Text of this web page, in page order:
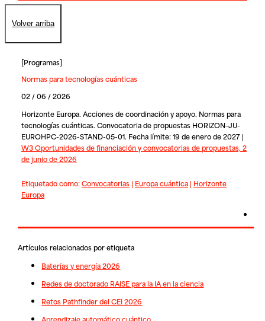
Volver arriba
[Programas]
Normas para tecnologías cuánticas
02 / 06 / 2026
Horizonte Europa. Acciones de coordinación y apoyo. Normas para
tecnologías cuánticas. Convocatoria de propuestas HORIZON-JU-
EUROHPC-2026-STAND-05-01. Fecha límite: 19 de enero de 2027 |
W3 Oportunidades de financiación y convocatorias de propuestas, 2
de junio de 2026
Etiquetado como:Convocatorias| Europa cuántica| Horizonte
Europa
Artículos relacionados por etiqueta
Baterías y energía 2026
Redes de doctorado RAISE para la IA en la ciencia
Retos Pathfinder del CEI 2026